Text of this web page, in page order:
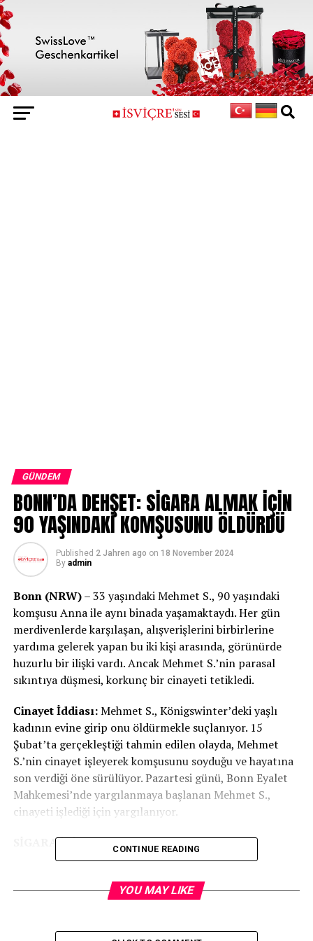
GÜNDEM
BONN’DA DEHŞET: SİGARA ALMAK İÇİN
90 YAŞINDAKİ KOMŞUSUNU ÖLDÜRDÜ
Published 2 Jahren ago on 18 November 2024
By admin
Bonn (NRW)– 33 yaşındaki Mehmet S., 90 yaşındaki
komşusu Anna ile aynı binada yaşamaktaydı. Her gün
merdivenlerde karşılaşan, alışverişlerini birbirlerine
yardıma gelerek yapan bu iki kişi arasında, görünürde
huzurlu bir ilişki vardı. Ancak Mehmet S.’nin parasal
sıkıntıya düşmesi, korkunç bir cinayeti tetikledi.
Cinayet İddiası:Mehmet S., Königswinter’deki yaşlı
kadının evine girip onu öldürmekle suçlanıyor. 15
Şubat’ta gerçekleştiği tahmin edilen olayda, Mehmet
S.’nin cinayet işleyerek komşusunu soyduğu ve hayatına
son verdiği öne sürülüyor. Pazartesi günü, Bonn Eyalet
Mahkemesi’nde yargılanmaya başlanan Mehmet S.,
cinayeti işlediği için yargılanıyor.
SİGARA İÇİN CAN ALDI
boğarak öldürdü ve ardından 300 Euro, bir banka kartı,
CONTINUE READING
YOU MAY LIKE